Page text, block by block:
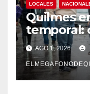
LOCALES
Quilmes
temporal:
horas.
AGO 1, 2026